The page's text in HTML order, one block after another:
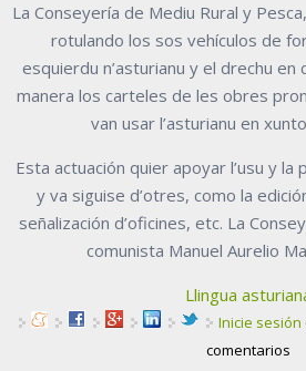
La Conseyería de Mediu Rural y
rotulando los sos vehículos de
esquierdu n’asturianu y el drechu en
manera los carteles de les obres
van usar l’asturianu en
Esta actuación quier apoyar l’usu y la
y va siguise d’otres, como la
señalización d’oficines, etc. La
comunista Manuel Aurelio
Llingua
Inicie sesión
comentarios